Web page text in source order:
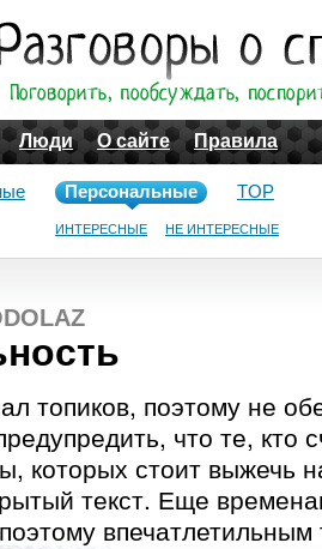
Люди О сайте Правила
Персональные
ИНТЕРЕСНЫЕ НЕ ИНТЕРЕСНЫЕ
TOP
топиков, поэтому не
что те, кто
которых стоит выжечь
текст. Еще